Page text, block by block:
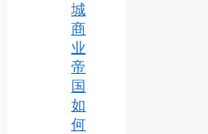
城
商
业
帝
国
如
何